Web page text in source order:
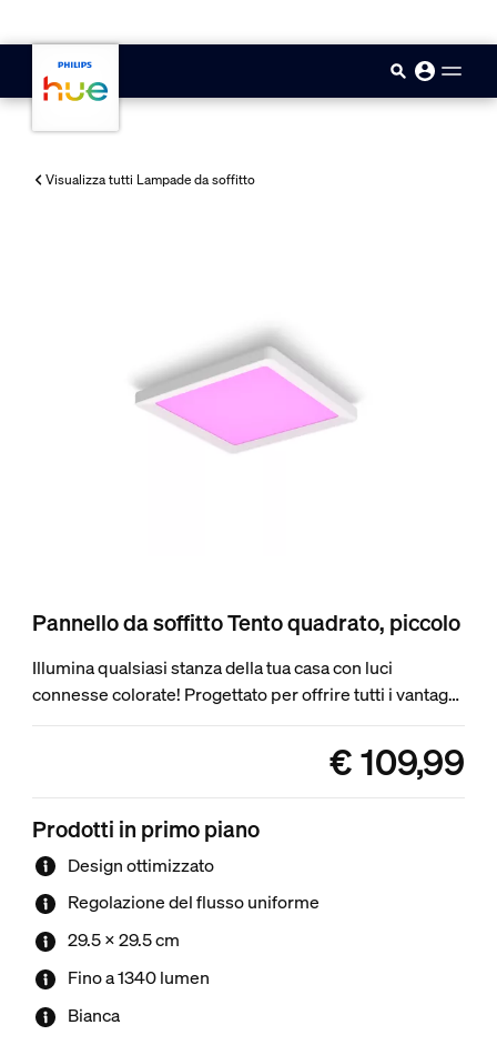
Visualizza tutti Lampade da soffitto
Pannello da soffitto Tento quadrato, piccolo
Illumina qualsiasi stanza della tua casa con luci
connesse colorate! Progettato per offrire tutti i vantaggi
della linea connessa in un apparecchio aerodinamico di
colore bianco, questo pannello LED è perfetto perproduct.with.€ 109,99
€ 109,99
Prodotti in primo piano
Design ottimizzato
Regolazione del flusso uniforme
29.5 x 29.5 cm
Fino a 1340 lumen
Bianca